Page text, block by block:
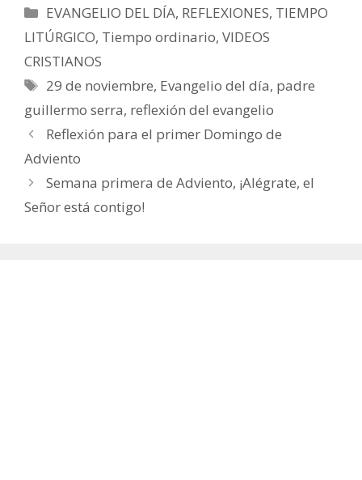
Categorías
EVANGELIO DEL DÍA, REFLEXIONES, TIEMPO
LITÚRGICO, Tiempo ordinario, VIDEOS
CRISTIANOS
Etiquetas
29 de noviembre, Evangelio del día, padre
guillermo serra, reflexión del evangelio
Reflexión para el primer Domingo de
Adviento
Semana primera de Adviento, ¡Alégrate, el
Señor está contigo!